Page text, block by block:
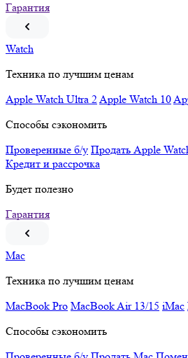
Гарантия
Watch
Техника по лучшим ценам
Apple Watch Ultra 2Apple Watch 10
Способы сэкономить
Проверенные б/у Продать Apple
Кредит и рассрочка
Будет полезно
Гарантия
Mac
Техника по лучшим ценам
MacBook Pro MacBook Air 13/15 iMac
Способы сэкономить